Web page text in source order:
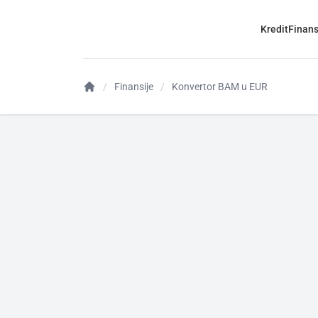
Kredit
Finansije Konvertor BAM u EUR